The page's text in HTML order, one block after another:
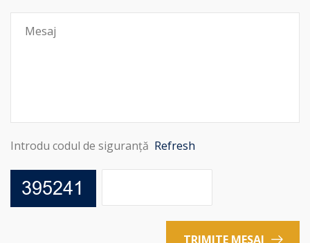
Introdu codul de siguranță Refresh
TRIMITE MESAJ